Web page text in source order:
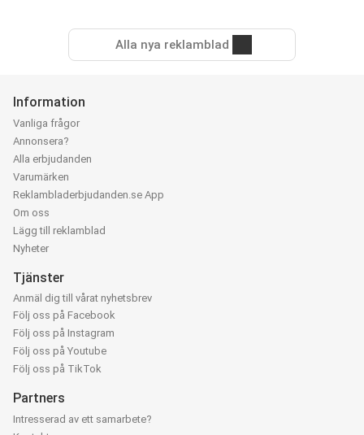
Alla nya reklamblad
Information
Vanliga frågor
Annonsera?
Alla erbjudanden
Varumärken
Reklambladerbjudanden.se App
Om oss
Lägg till reklamblad
Nyheter
Tjänster
Anmäl dig till vårat nyhetsbrev
Följ oss på Facebook
Följ oss på Instagram
Följ oss på Youtube
Följ oss på TikTok
Partners
Intresserad av ett samarbete?